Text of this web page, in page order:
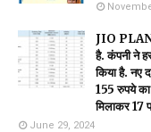
JIO PLAN
है. कंपनी ने
किया है. नए
155 रुपये
मिलाकर 17
June 29, 2024